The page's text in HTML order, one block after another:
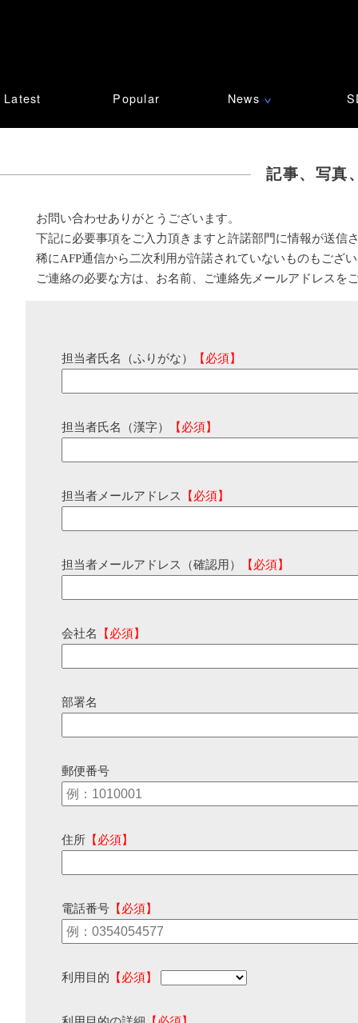
Latest Popular News ∨
記事、写真
お問い合わせありがとうございます。
下記に必要事項をご入力頂きますと許諾部門に情報が送信
稀にAFP通信から二次利用が許諾されていないものもござ
ご連絡の必要な方は、お名前、ご連絡先メールアドレスを
担当者氏名（ふりがな） 【必須】
担当者氏名（漢字） 【必須】
担当者メールアドレス 【必須】
担当者メールアドレス（確認用） 【必須】
会社名 【必須】
部署名
郵便番号
住所 【必須】
電話番号 【必須】
利用目的 【必須】